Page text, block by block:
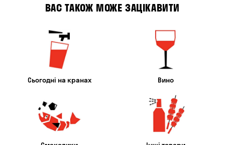
ВАС ТАКОЖ МОЖЕ ЗАЦІКАВИТИ
Сьогодні на кранах Вино